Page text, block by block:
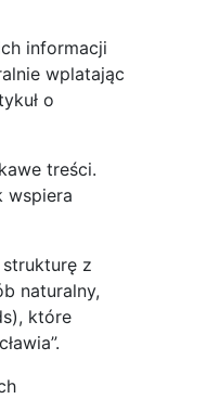
informacji
wplatając
o
treści.
wspiera
z
naturalny,
które